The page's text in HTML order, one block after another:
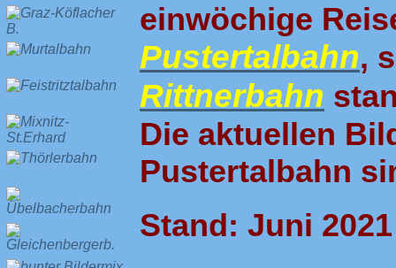
einwöchige
Pustertalbahn,
Rittnerbahn
Die aktuellen
Pustertalbahn
Stand: Juni 2021